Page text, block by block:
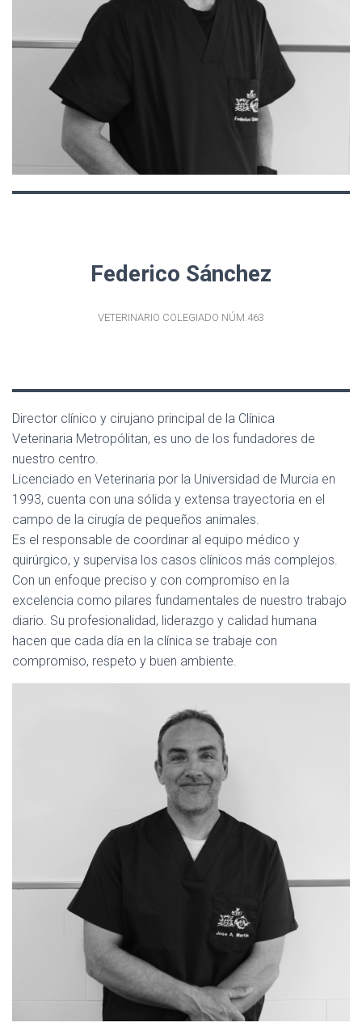
Federico Sánchez
VETERINARIO COLEGIADO NÚM.463
Director clínico y cirujano principal de la Clínica
Veterinaria Metropólitan, es uno de los fundadores de
nuestro centro.
Licenciado en Veterinaria por la Universidad de Murcia en
1993, cuenta con una sólida y extensa trayectoria en el
campo de la cirugía de pequeños animales.
Es el responsable de coordinar al equipo médico y
quirúrgico, y supervisa los casos clínicos más complejos.
Con un enfoque preciso y con compromiso en la
excelencia como pilares fundamentales de nuestro trabajo
diario. Su profesionalidad, liderazgo y calidad humana
hacen que cada día en la clínica se trabaje con
compromiso, respeto y buen ambiente.